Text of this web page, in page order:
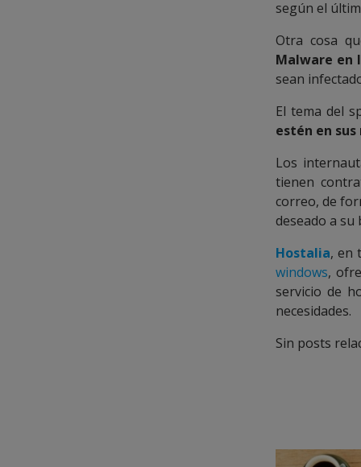
según el
Otra cosa
Malware en
sean
El tema del
estén en
Los
tienen
correo, de
deseado a su
Hostalia, en
windows,
servicio de
necesidades.
Sin posts